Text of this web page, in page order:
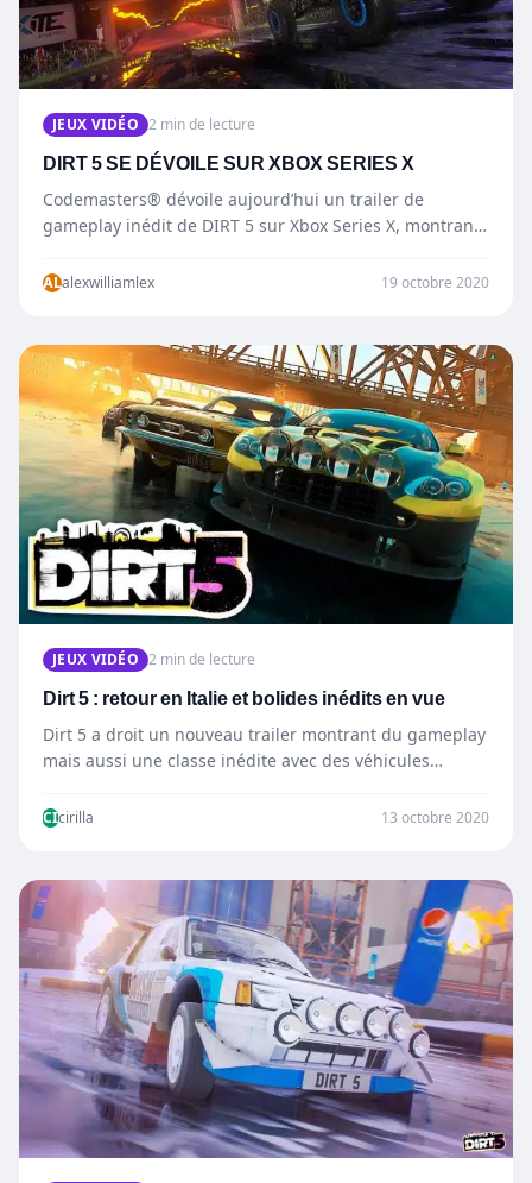
JEUX VIDÉO 2 min de lecture
DIRT 5 SE DÉVOILE SUR XBOX SERIES X
Codemasters® dévoile aujourd’hui un trailer de
gameplay inédit de DIRT 5 sur Xbox Series X, montrant
ALalexwilliamlex 19 octobre 2020
JEUX VIDÉO 2 min de lecture
Dirt 5 : retour en Italie et bolides inédits en vue
Dirt 5 a droit un nouveau trailer montrant du gameplay
mais aussi une classe inédite avec des véhicules…
CIcirilla 13 octobre 2020